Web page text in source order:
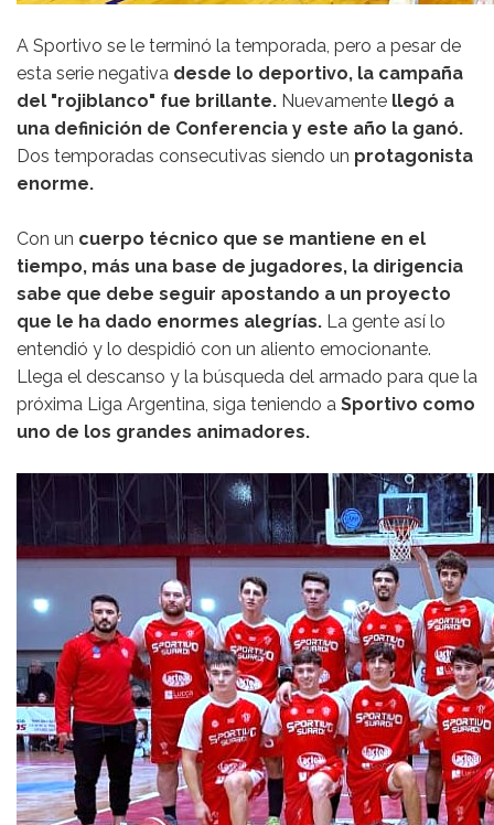
A Sportivo se le terminó la temporada, pero a pesar de
esta serie negativa desde lo deportivo, la campaña
del "rojiblanco" fue brillante. Nuevamente llegó a
una definición de Conferencia y este año la ganó.
Dos temporadas consecutivas siendo un protagonista
enorme.
Con un cuerpo técnico que se mantiene en el
tiempo, más una base de jugadores, la dirigencia
sabe que debe seguir apostando a un proyecto
que le ha dado enormes alegrías. La gente así lo
entendió y lo despidió con un aliento emocionante.
Llega el descanso y la búsqueda del armado para que la
próxima Liga Argentina, siga teniendo a Sportivo como
uno de los grandes animadores.